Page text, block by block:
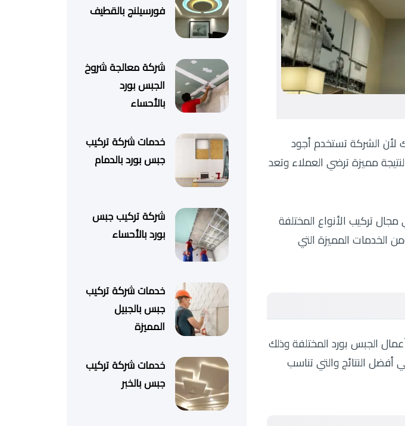
لأن الشركة تستخدم أجود
مميزة ترضي العملاء وتعد
مجال تركيب الأنواع المختلفة
الخدمات المميزة التي
الجبس بورد المختلفة وذلك
النتائج والتي تناسب
فورسيلنج بالقطيف
شركة معالجة شروخ
الجبس بورد
بالأحساء
خدمات شركة تركيب
جبس بورد بالدمام
شركة تركيب جبس
بورد بالأحساء
خدمات شركة تركيب
جبس بالجبيل
المميزة
خدمات شركة تركيب
جبس بالخبر